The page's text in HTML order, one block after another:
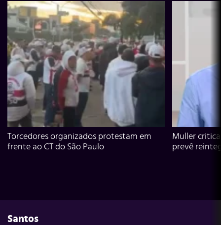
Torcedores organizados protestam em
frente ao CT do São Paulo
Muller
prevê
Santos